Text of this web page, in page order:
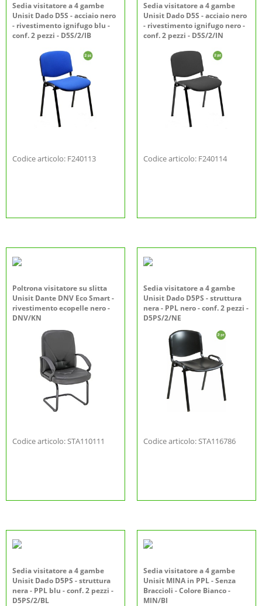
Sedia visitatore a 4 gambe
Unisit Dado D5S - acciaio nero
- rivestimento ignifugo blu -
conf. 2 pezzi - D5S/2/IB
Codice articolo: F240113
Sedia visitatore a 4 gambe
Unisit Dado D5S - acciaio nero
- rivestimento ignifugo nero -
conf. 2 pezzi - D5S/2/IN
Codice articolo: F240114
Poltrona visitatore su slitta
Unisit Dante DNV Eco Smart -
rivestimento ecopelle nero -
DNV/KN
Codice articolo: STA110111
Sedia visitatore a 4 gambe
Unisit Dado D5PS - struttura
nera - PPL nero - conf. 2 pezzi -
D5PS/2/NE
Codice articolo: STA116786
Sedia visitatore a 4 gambe
Unisit Dado D5PS - struttura
nera - PPL blu - conf. 2 pezzi -
D5PS/2/BL
Sedia visitatore a 4 gambe
Unisit MINA in PPL - Senza
Braccioli - Colore Bianco -
MIN/BI